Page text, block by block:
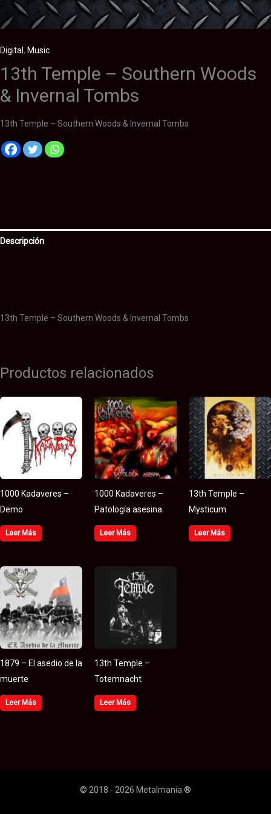
Digital , Music
13th Temple – Southern Woods
& Invernal Tombs
13th Temple – Southern Woods & Invernal Tombs
Descripción
13th Temple – Southern Woods & Invernal Tombs
Productos relacionados
1000 Kadaveres –
Demo
Leer Más
1000 Kadaveres –
Patología asesina
Leer Más
13th Temple –
Mysticum
Leer Más
1879 – El asedio de la
muerte
Leer Más
13th Temple –
Totemnacht
Leer Más
© 2018 - 2026 Metalmania ®